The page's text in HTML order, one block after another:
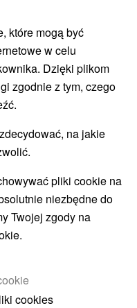
Teatry (1)
(2)
(1)
Aquaparki, baseny
(1)
(1)
które mogą być
w celu
Dzięki plikom
zgodnie z tym, czego
na jakie
pliki cookie na
niezbędne do
Twojej zgody na
cookies